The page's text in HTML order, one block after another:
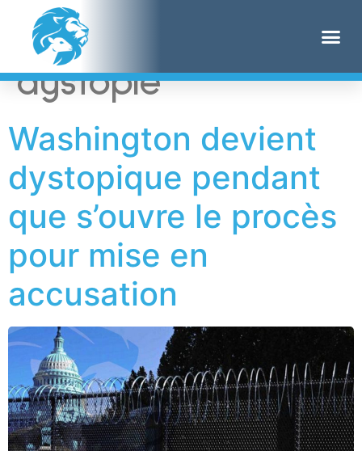
Étiquette :
dystopie
Washington devient
dystopique pendant
que s’ouvre le procès
pour mise en
accusation